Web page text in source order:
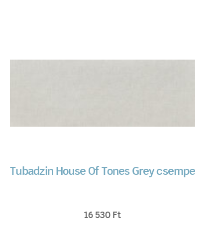
Tubadzin House Of Tones Grey csempe
16 530 Ft